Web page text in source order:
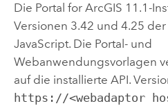
Die Portal for ArcGIS 11.1 -
Versionen 3.42 und 4.25 der
JavaScript. Die Portal- und
Webanwendungsvorlagen
auf die installierte API.
https://<webadaptor